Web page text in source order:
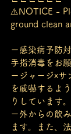
⚠️NOTICE -
ground clean
ー感染病予防
手指消毒をお
ージャージxサ
を威嚇するよ
りしています。
ー外からの飲
ます。また、